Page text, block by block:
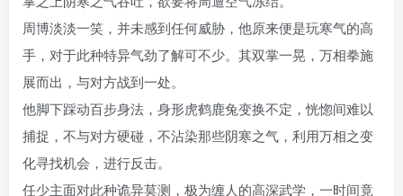
周博淡淡一笑，并未感到任何威胁，他原来便是玩寒气的高
手，对于此种特异气劲了解可不少。其双掌一晃，万相拳施
展而出，与对方战到一处。
他脚下踩动百步身法，身形虎鹤鹿兔变换不定，恍惚间难以
捕捉，不与对方硬碰，不沾染那些阴寒之气，利用万相之变
化寻找机会，进行反击。
任少主面对此种诡异莫测，极为缠人的高深武学，一时间竟